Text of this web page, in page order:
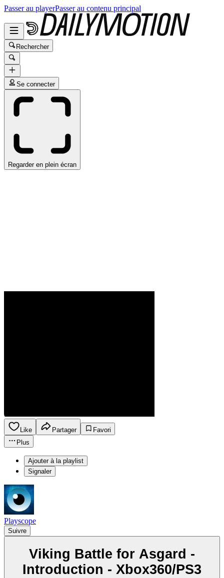
Passer au playerPasser au contenu principal
Rechercher
Se connecter
Regarder en plein écran
Like Partager
Favori
Plus
Ajouter à la playlist
Signaler
Playscope
Suivre
Viking Battle for Asgard -
Introduction - Xbox360/PS3